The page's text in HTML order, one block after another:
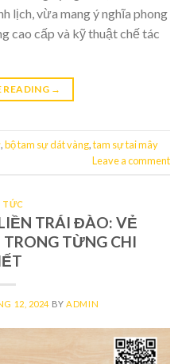
lịch, vừa mang ý nghĩa phong
cao cấp và kỹ thuật chế tác
READING →
,bộ tam sự dát vàng,tam sự tai mây
Leave a comment
TỨC
TRÁI ĐÀO: VẺ
TỪNG CHI
12, 2024 BYADMIN